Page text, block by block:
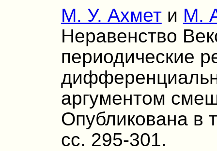
М. У. Ахмети M.
Неравенство
периодические
аргументом
Опубликована в
сс. 295-301.